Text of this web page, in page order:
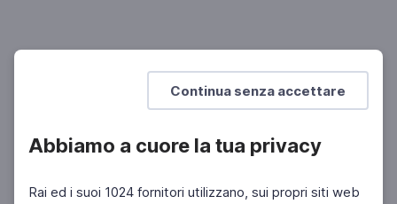
Continua senza accettare
Abbiamo a cuore la tua privacy
Rai ed i suoi 1024 fornitori utilizzano, sui propri siti web